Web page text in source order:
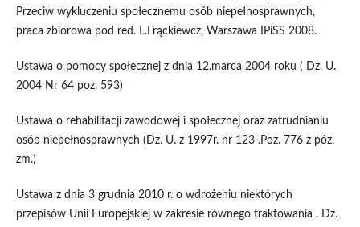
Przeciw wykluczeniu społecznemu osób niepełnosprawnych,
praca zbiorowa pod red. L.Frąckiewcz, Warszawa IPiSS 2008.
Ustawa o pomocy społecznej z dnia 12.marca 2004 roku ( Dz. U.
2004 Nr 64 poz. 593)
Ustawa o rehabilitacji zawodowej i społecznej oraz zatrudnianiu
osób niepełnosprawnych (Dz. U. z 1997r. nr 123 .Poz. 776 z póz.
zm.)
Ustawa z dnia 3 grudnia 2010 r. o wdrożeniu niektórych
przepisów Unii Europejskiej w zakresie równego traktowania . Dz.